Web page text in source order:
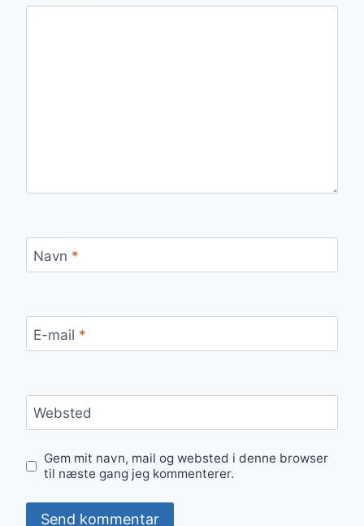
Navn *
E-mail *
Websted
Gem mit navn, mail og websted i denne browser
til næste gang jeg kommenterer.